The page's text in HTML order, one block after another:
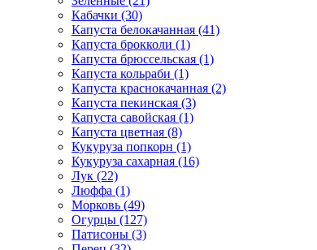
Кабачки (30)
Капуста белокачанная (41)
Капуста брокколи (1)
Капуста брюссельская (1)
Капуста кольраби (1)
Капуста краснокачанная (2)
Капуста пекинская (3)
Капуста савойская (1)
Капуста цветная (8)
Кукуруза попкорн (1)
Кукуруза сахарная (16)
Лук (22)
Люффа (1)
Морковь (49)
Огурцы (127)
Патисоны (3)